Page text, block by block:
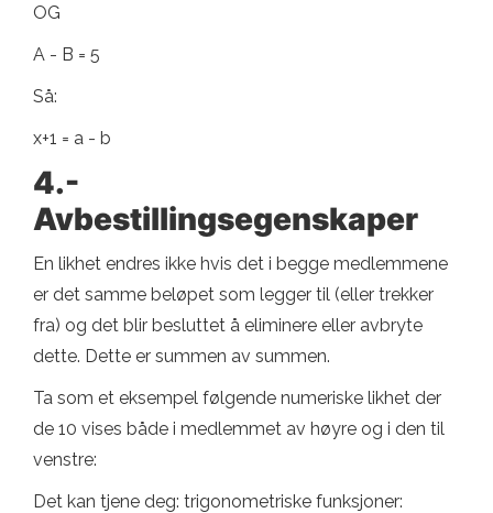
OG
A - B = 5
Så:
x+1 = a - b
4.-
Avbestillingsegenskaper
En likhet endres ikke hvis det i begge medlemmene
er det samme beløpet som legger til (eller trekker
fra) og det blir besluttet å eliminere eller avbryte
dette. Dette er summen av summen.
Ta som et eksempel følgende numeriske likhet der
de 10 vises både i medlemmet av høyre og i den til
venstre:
Det kan tjene deg: trigonometriske funksjoner: